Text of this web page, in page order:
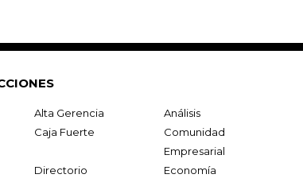
Alta Gerencia
Análisis
Caja Fuerte
Comunidad
Empresarial
Directorio
Economía